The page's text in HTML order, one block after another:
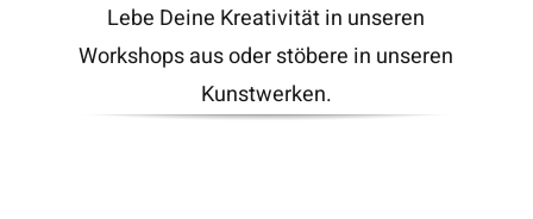
Lebe Deine Kreativität in unseren
Workshops aus oder stöbere in unseren
Kunstwerken.